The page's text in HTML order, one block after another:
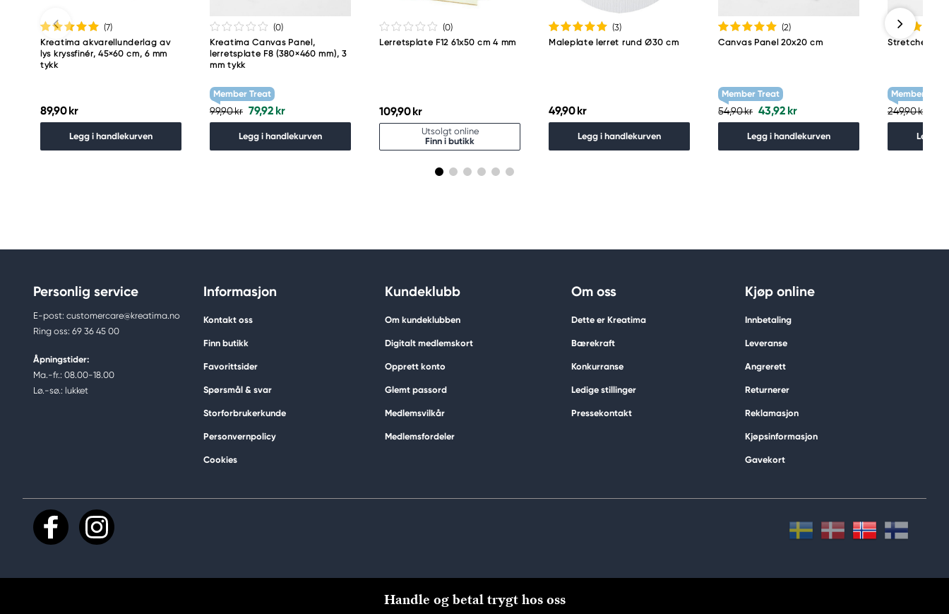
(7)
Kreatima akvarellunderlag av
lys kryssfinér, 45×60 cm, 6 mm
tykk
89,90 kr
Legg i handlekurven
(0)
Kreatima Canvas Panel,
lerretsplate F8 (380×460 mm), 3
mm tykk
Member Treat
99,90 kr 79,92 kr
Legg i handlekurven
(0)
Lerretsplate F12 61x50 cm 4 mm
109,90 kr
Utsolgt online
Finn i butikk
(3)
Maleplate lerret rund Ø30 cm
49,90 kr
Legg i handlekurven
(2)
Canvas Panel 20x20 cm
Member Treat
54,90 kr 43,92 kr
Legg i handlekurven
Stretched
Member Treat
249,90 kr
Legg i
Personlig service
E-post: customercare@kreatima.no
Ring oss: 69 36 45 00
Åpningstider:
Ma.-fr.: 08.00-18.00
Lø.-sø.: lukket
Informasjon
Kontakt oss
Finn butikk
Favorittsider
Spørsmål & svar
Storforbrukerkunde
Personvernpolicy
Cookies
Kundeklubb
Om kundeklubben
Digitalt medlemskort
Opprett konto
Glemt passord
Medlemsvilkår
Medlemsfordeler
Om oss
Dette er Kreatima
Bærekraft
Konkurranse
Ledige stillinger
Pressekontakt
Kjøp online
Innbetaling
Leveranse
Angrerett
Returnerer
Reklamasjon
Kjøpsinformasjon
Gavekort
Handle og betal trygt hos oss